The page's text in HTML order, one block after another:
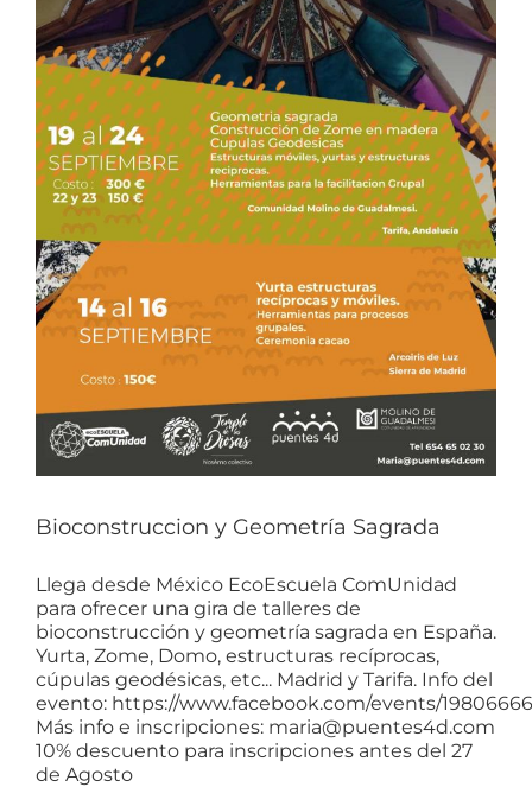
Bioconstruccion y Geometría Sagrada
Llega desde México EcoEscuela ComUnidad
para ofrecer una gira de talleres de
bioconstrucción y geometría sagrada en España.
Yurta, Zome, Domo, estructuras recíprocas,
cúpulas geodésicas, etc... Madrid y Tarifa. Info del
evento: https://www.facebook.com/events/
Más info e inscripciones: maria@puentes4d.com
10% descuento para inscripciones antes del 27
de Agosto